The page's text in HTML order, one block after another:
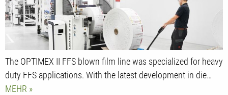
The OPTIMEX II FFS blown film line was specialized for heavy
duty FFS applications. With the latest development in die…
MEHR